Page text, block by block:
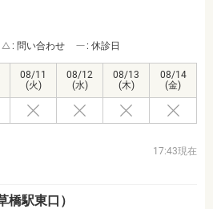
: 問い合わせ : 休診日
08/11
(火)
08/12
(水)
08/13
(木)
08/14
(金)
17:43現在
橋駅東口）